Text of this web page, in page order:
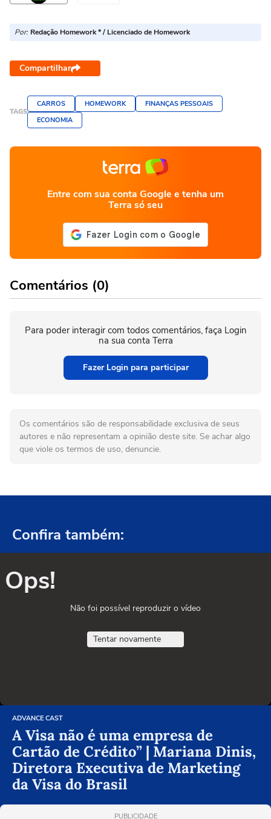
Por: Redação Homework * / Licenciado de Homework
Compartilhar
TAGS
CARROS HOMEWORK
FINANÇAS PESSOAIS
ECONOMIA
Entre com sua conta Google e tenha um
Terra só seu
Comentários (0)
Para poder interagir com todos comentários, faça Login
na sua conta Terra
Fazer Login para participar
Os comentários são de responsabilidade exclusiva de seus
autores e não representam a opinião deste site. Se achar algo
que viole os termos de uso, denuncie.
Confira também:
Ops!
Não foi possível reproduzir o vídeo
Tentar novamente
ADVANCE CAST
A Visa não é uma empresa de
Cartão de Crédito” | Mariana Dinis,
Diretora Executiva de Marketing
da Visa do Brasil
PUBLICIDADE